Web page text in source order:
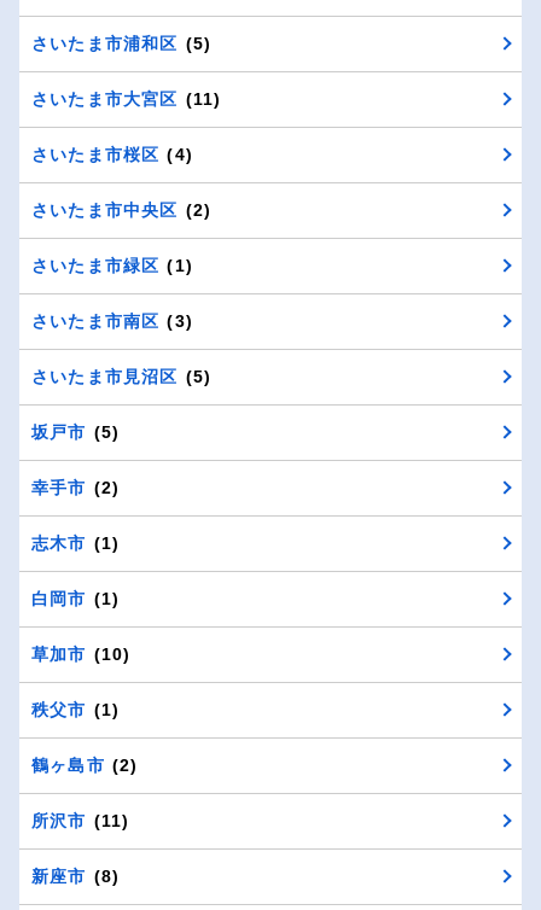
さいたま市浦和区 (5)
さいたま市大宮区 (11)
さいたま市桜区 (4)
さいたま市中央区 (2)
さいたま市緑区 (1)
さいたま市南区 (3)
さいたま市見沼区 (5)
坂戸市 (5)
幸手市 (2)
志木市 (1)
白岡市 (1)
草加市 (10)
秩父市 (1)
鶴ヶ島市 (2)
所沢市 (11)
新座市 (8)